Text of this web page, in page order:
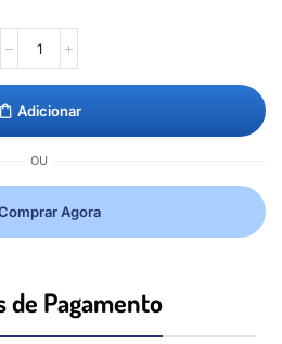
Adicionar
OU
Agora
de Pagamento​